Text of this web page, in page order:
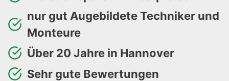
nur gut Augebildete Techniker und
Monteure
Über 20 Jahre in Hannover
Sehr gute Bewertungen